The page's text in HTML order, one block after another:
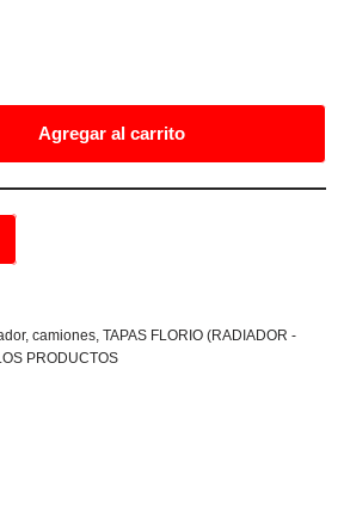
Agregar al carrito
, camiones, TAPAS FLORIO (RADIADOR -
PRODUCTOS